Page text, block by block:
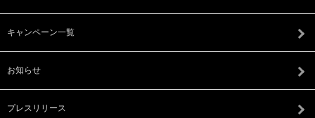
キャンペーン一覧
お知らせ
プレスリリース